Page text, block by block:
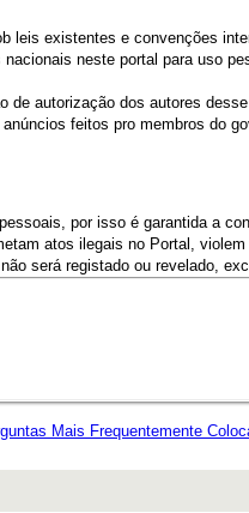
leis existentes e convenções
neste portal para uso
autorização dos autores
feitos pro membros do
por isso é garantida a
atos ilegais no Portal,
será registado ou revelado,
Mais Frequentemente